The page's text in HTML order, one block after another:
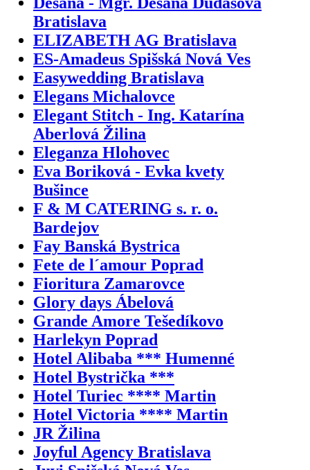
Bratislava
ELIZABETH AG Bratislava
ES-Amadeus Spišská Nová Ves
Easywedding Bratislava
Elegans Michalovce
Elegant Stitch - Ing. Katarína
Aberlová Žilina
Eleganza Hlohovec
Eva Boriková - Evka kvety
Bušince
F & M CATERING s. r. o.
Bardejov
Fay Banská Bystrica
Fete de l´amour Poprad
Fioritura Zamarovce
Glory days Ábelová
Grande Amore Tešedíkovo
Harlekyn Poprad
Hotel Alibaba *** Humenné
Hotel Bystrička ***
Hotel Turiec **** Martin
Hotel Victoria **** Martin
JR Žilina
Joyful Agency Bratislava